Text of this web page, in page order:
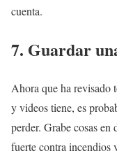
cuenta.
7. Guardar
Ahora que ha revisado
y videos tiene, es
perder. Grabe cosas
fuerte contra incendios